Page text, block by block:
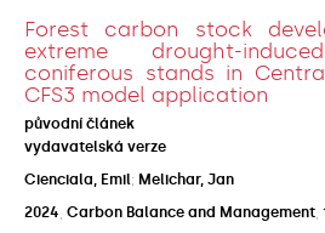
Forest carbon stock
extreme drought-
coniferous stands in
CFS3 model application
původní článek
vydavatelská verze
Cienciala, Emil; Melichar, Jan
2024 Carbon Balance and Management